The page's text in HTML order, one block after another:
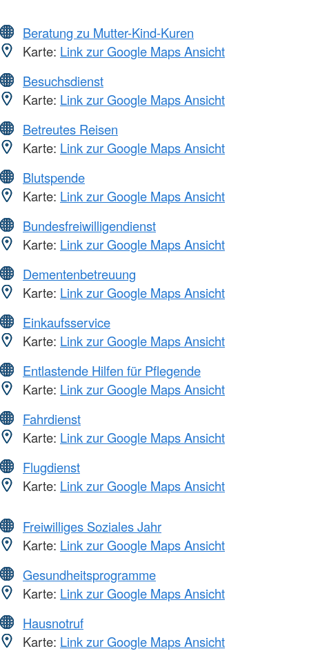
Beratung zu Mutter-Kind-Kuren
Karte: Link zur Google Maps Ansicht
Besuchsdienst
Karte: Link zur Google Maps Ansicht
Betreutes Reisen
Karte: Link zur Google Maps Ansicht
Blutspende
Karte: Link zur Google Maps Ansicht
Bundesfreiwilligendienst
Karte: Link zur Google Maps Ansicht
Dementenbetreuung
Karte: Link zur Google Maps Ansicht
Einkaufsservice
Karte: Link zur Google Maps Ansicht
Entlastende Hilfen für Pflegende
Karte: Link zur Google Maps Ansicht
Fahrdienst
Karte: Link zur Google Maps Ansicht
Flugdienst
Karte: Link zur Google Maps Ansicht
Freiwilliges Soziales Jahr
Karte: Link zur Google Maps Ansicht
Gesundheitsprogramme
Karte: Link zur Google Maps Ansicht
Hausnotruf
Karte: Link zur Google Maps Ansicht